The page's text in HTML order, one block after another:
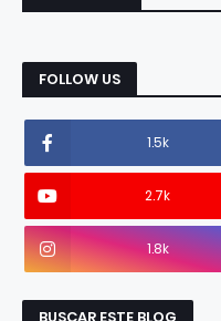
FOLLOW US
1.5k
2.7k
1.8k